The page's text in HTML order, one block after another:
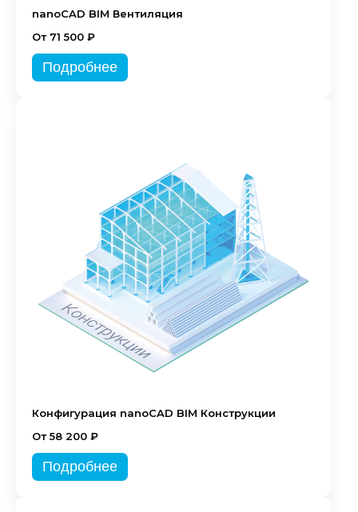
nanoCAD BIM Вентиляция
От 71 500 ₽
Подробнее
Конфигурация nanoCAD BIM Конструкции
От 58 200 ₽
Подробнее